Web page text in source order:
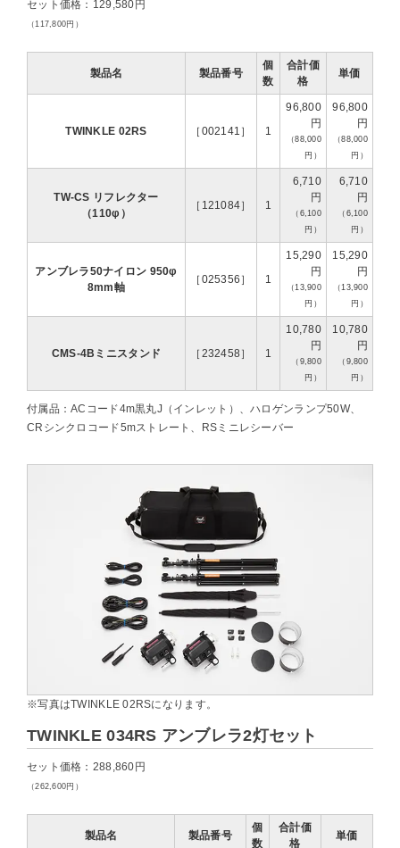
セット価格：129,580円
（117,800円）
製品名 製品番号
個
数
合計価
格
単価
TWINKLE 02RS ［002141］ 1
96,800
円
（88,000
円）
96,800
円
（88,000
円）
TW-CS リフレクター
（110φ）
［121084］ 1
6,710
円
（6,100
円）
6,710
円
（6,100
円）
アンブレラ50ナイロン 950φ
8mm軸
［025356］ 1
15,290
円
（13,900
円）
15,290
円
（13,900
円）
CMS-4Bミニスタンド ［232458］ 1
10,780
円
（9,800
円）
10,780
円
（9,800
円）
付属品：ACコード4m黒丸J（インレット）、ハロゲンランプ50W、
CRシンクロコード5mストレート、RSミニレシーバー
※写真はTWINKLE 02RSになります。
TWINKLE 034RS アンブレラ2灯セット
セット価格：288,860円
（262,600円）
製品名 製品番号
個
数
合計価
格
単価